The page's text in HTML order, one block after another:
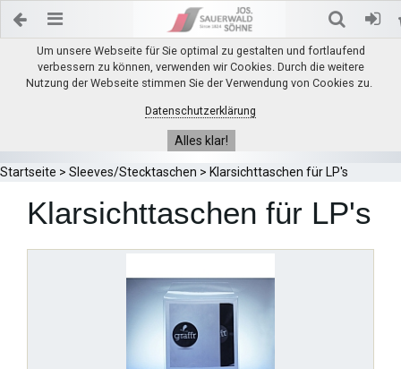
Um unsere Webseite für Sie optimal zu gestalten und fortlaufend
verbessern zu können, verwenden wir Cookies. Durch die weitere
Nutzung der Webseite stimmen Sie der Verwendung von Cookies zu.
Datenschutzerklärung
Alles klar!
Startseite > Sleeves/Stecktaschen > Klarsichttaschen für LP's
Klarsichttaschen für LP's